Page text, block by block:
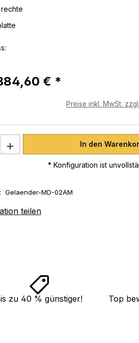
€ *
Preise inkl. MwSt.
Anzahl: Gib den
In den
* Konfiguration ist
Gelaender-MD-02AM
teilen
zu 40 % günstiger!
Top